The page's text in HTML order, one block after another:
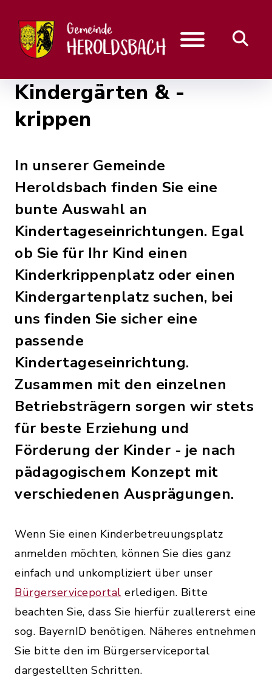
Kindergärten & -
krippen
In unserer Gemeinde
Heroldsbach finden Sie eine
bunte Auswahl an
Kindertageseinrichtungen. Egal
ob Sie für Ihr Kind einen
Kinderkrippenplatz oder einen
Kindergartenplatz suchen, bei
uns finden Sie sicher eine
passende
Kindertageseinrichtung.
Zusammen mit den einzelnen
Betriebsträgern sorgen wir stets
für beste Erziehung und
Förderung der Kinder - je nach
pädagogischem Konzept mit
verschiedenen Ausprägungen.
Wenn Sie einen Kinderbetreuungsplatz
anmelden möchten, können Sie dies ganz
einfach und unkompliziert über unser
Bürgerserviceportal erledigen. Bitte
beachten Sie, dass Sie hierfür zuallererst eine
sog. BayernID benötigen. Näheres entnehmen
Sie bitte den im Bürgerserviceportal
dargestellten Schritten.